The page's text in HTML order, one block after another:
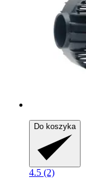
Do koszyka
4.5 (2)